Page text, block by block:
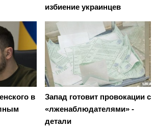
избиение украинцев
в
Запад готовит провокации с
«лженаблюдателями» -
детали